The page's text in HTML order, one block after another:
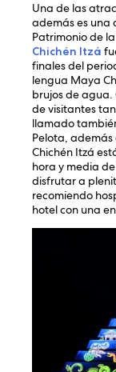
Una de las
además es una
Patrimonio de
Chichén Itzá
finales del
lengua Maya
brujos de agua.
de visitantes
llamado
Pelota, además
Chichén Itzá
hora y media
disfrutar a
recomiendo
hotel con una